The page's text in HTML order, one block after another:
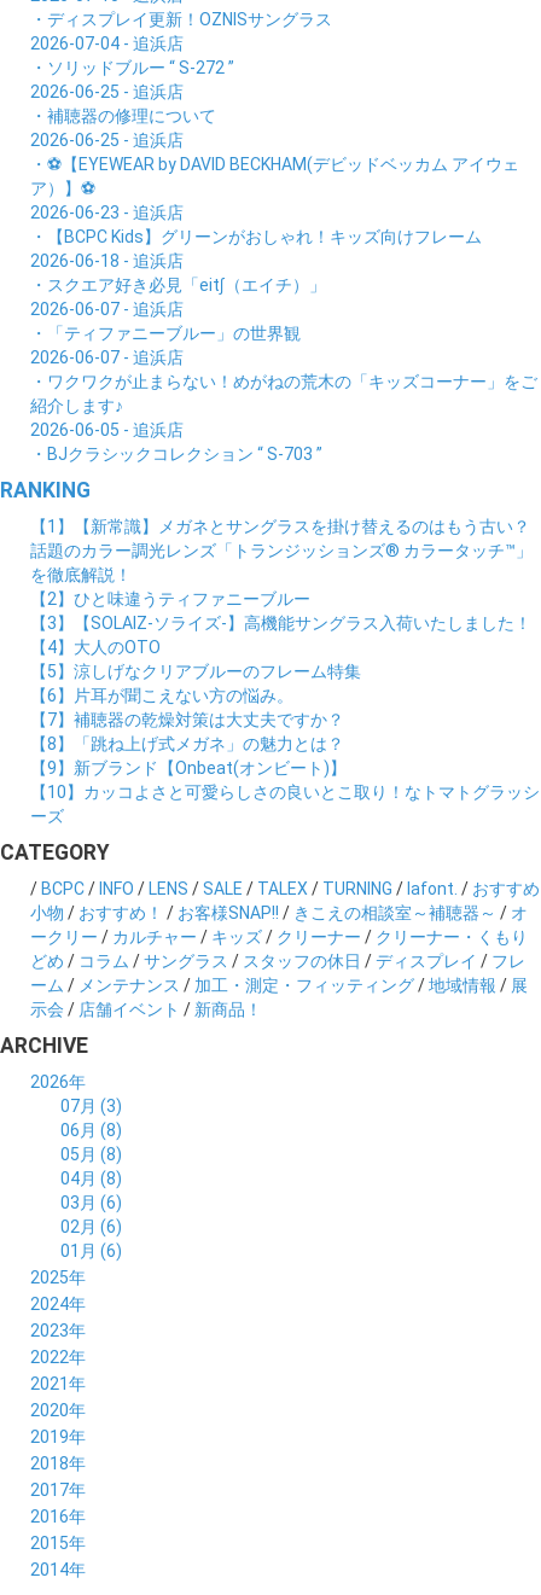
・ディスプレイ更新！OZNISサングラス
2026-07-04 - 追浜店
・ソリッドブルー “ S-272 ”
2026-06-25 - 追浜店
・補聴器の修理について
2026-06-25 - 追浜店
・⚽【EYEWEAR by DAVID BECKHAM(デビッドベッカム アイウェ
ア）】⚽
2026-06-23 - 追浜店
・【BCPC Kids】グリーンがおしゃれ！キッズ向けフレーム
2026-06-18 - 追浜店
・スクエア好き必見「eit∫（エイチ）」
2026-06-07 - 追浜店
・「ティファニーブルー」の世界観
2026-06-07 - 追浜店
・ワクワクが止まらない！めがねの荒木の「キッズコーナー」をご
紹介します♪
2026-06-05 - 追浜店
・BJクラシックコレクション “ S-703 ”
RANKING
【1】【新常識】メガネとサングラスを掛け替えるのはもう古い？
話題のカラー調光レンズ「トランジッションズ® カラータッチ™」
を徹底解説！
【2】ひと味違うティファニーブルー
【3】【SOLAIZ-ソライズ-】高機能サングラス入荷いたしました！
【4】大人のOTO
【5】涼しげなクリアブルーのフレーム特集
【6】片耳が聞こえない方の悩み。
【7】補聴器の乾燥対策は大丈夫ですか？
【8】「跳ね上げ式メガネ」の魅力とは？
【9】新ブランド【Onbeat(オンビート)】
【10】カッコよさと可愛らしさの良いとこ取り！なトマトグラッシ
ーズ
CATEGORY
/ BCPC/ INFO / LENS /SALE / TALEX / TURNING / lafont. / おすすめ
小物 / おすすめ！ / お客様SNAP!! / きこえの相談室～補聴器～ / オ
ークリー / カルチャー / キッズ/ クリーナー / クリーナー・くもり
どめ / コラム /サングラス / スタッフの休日 /ディスプレイ / フレ
ーム / メンテナンス / 加工・測定・フィッティング/地域情報 / 展
示会 / 店舗イベント / 新商品！
ARCHIVE
2026年
07月 (3)
06月 (8)
05月 (8)
04月 (8)
03月 (6)
02月 (6)
01月 (6)
2025年
12月 (5)
11月 (3)
10月 (6)
09月 (5)
08月 (6)
07月 (4)
06月 (7)
05月 (6)
04月 (8)
03月 (6)
02月 (5)
01月 (7)
2024年
12月 (4)
11月 (8)
10月 (6)
09月 (7)
08月 (8)
07月 (5)
06月 (6)
05月 (4)
04月 (7)
03月 (6)
02月 (5)
2023年
12月 (3)
11月 (6)
10月 (6)
09月 (6)
08月 (8)
07月 (8)
06月 (8)
05月 (9)
04月 (8)
03月 (8)
2022年
12月 (12)
11月 (6)
10月 (5)
09月 (7)
08月 (5)
07月 (3)
06月 (5)
05月 (7)
04月 (6)
2021年
12月 (5)
11月 (5)
10月 (6)
09月 (5)
08月 (11)
07月 (5)
06月 (6)
05月 (6)
2020年
12月 (3)
11月 (6)
10月 (5)
09月 (8)
08月 (6)
07月 (7)
06月 (6)
2019年
12月 (7)
11月 (4)
10月 (8)
09月 (4)
08月 (7)
07月 (3)
2018年
12月 (8)
11月 (7)
10月 (8)
09月 (5)
08月 (7)
2017年
12月 (6)
11月 (6)
10月 (5)
2016年
12月 (8)
11月 (4)
2015年
12月 (8)
2014年